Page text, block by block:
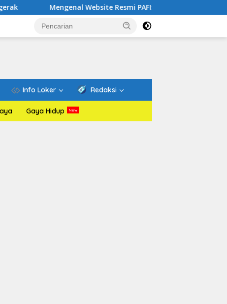
Website Resmi PAFI: Wadah Informasi dan Edukasi
Info Loker Redaksi
Gaya Hidup